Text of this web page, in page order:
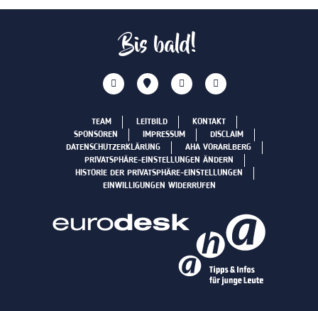
Bis bald!
TEAM LEITBILD
KONTAKT
SPONSOREN
IMPRESSUM
DISCLAIM
DATENSCHUTZERKLÄRUNG
AHA VORARLBERG
PRIVATSPHÄRE-EINSTELLUNGEN ÄNDERN
HISTORIE DER PRIVATSPHÄRE-EINSTELLUNGEN
EINWILLIGUNGEN WIDERRUFEN